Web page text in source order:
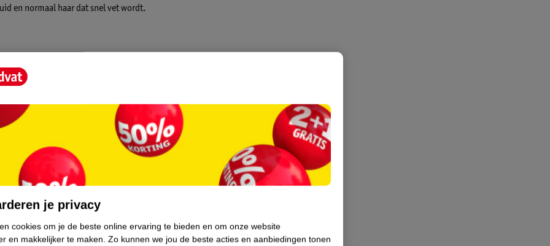
en normaal haar dat snel vet wordt.
schuimt. Spoel je haar vervolgens
stapjes. Ook onze Kruidvat Merk
shampoo gemaakt van 100%
shampooRSPO gecertificeerde palmolie
(+) = lage impact op het milieu.
je privacy
cookies om je de beste online ervaring te bieden en om onze website
en makkelijker te maken. Zo kunnen we jou de beste acties en aanbiedingen tonen